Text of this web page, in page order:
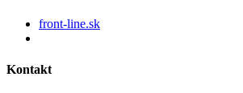
front-line.sk
Kontakt